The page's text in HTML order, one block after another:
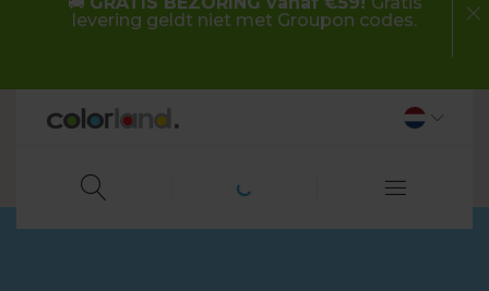
levering geldt niet met Groupon codes.